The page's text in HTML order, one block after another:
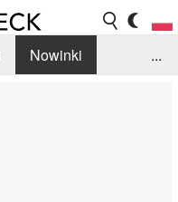
Nowinki
...